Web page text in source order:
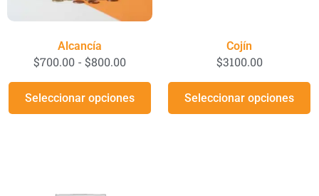
Alcancía
$700.00 - $800.00
Seleccionar opciones
Cojín
$3100.00
Seleccionar opciones